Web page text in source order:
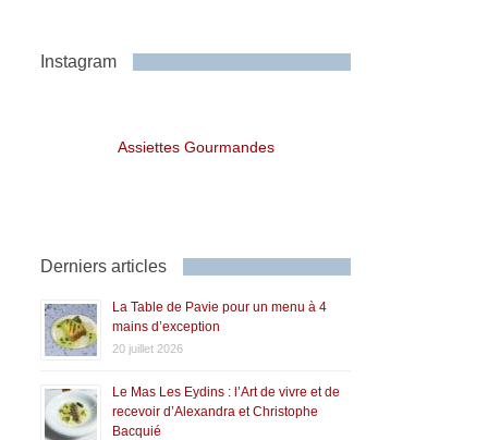
Instagram
Assiettes Gourmandes
Derniers articles
La Table de Pavie pour un menu à 4
mains d’exception
20 juillet 2026
Le Mas Les Eydins : l’Art de vivre et de
recevoir d’Alexandra et Christophe
Bacquié